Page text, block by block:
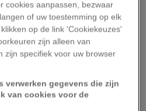
nachtvlucht? Als je kind
kies dan zo mogelijk voor
makkelijke slapers is
cookies aanpassen, bezwaar
of uw toestemming op elk
op de link 'Cookiekeuzes'
zijn alleen van
zijn specifiek voor uw browser
verwerken gegevens die zijn
van cookies voor de